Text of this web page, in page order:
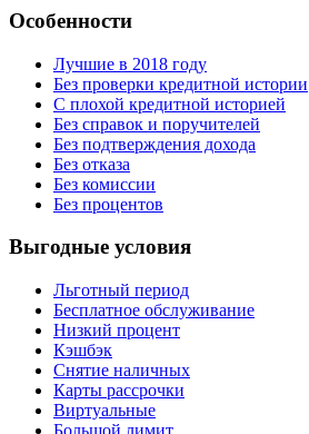
Особенности
Лучшие в 2018 году
Без проверки кредитной истории
С плохой кредитной историей
Без справок и поручителей
Без подтверждения дохода
Без отказа
Без комиссии
Без процентов
Выгодные условия
Льготный период
Бесплатное обслуживание
Низкий процент
Кэшбэк
Снятие наличных
Карты рассрочки
Виртуальные
Большой лимит